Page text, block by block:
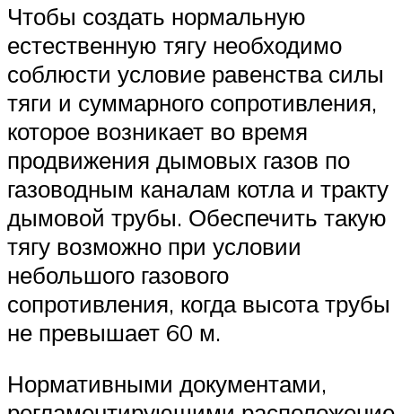
Чтобы создать нормальную
естественную тягу необходимо
соблюсти условие равенства силы
тяги и суммарного сопротивления,
которое возникает во время
продвижения дымовых газов по
газоводным каналам котла и тракту
дымовой трубы. Обеспечить такую
тягу возможно при условии
небольшого газового
сопротивления, когда высота трубы
не превышает 60 м.
Нормативными документами,